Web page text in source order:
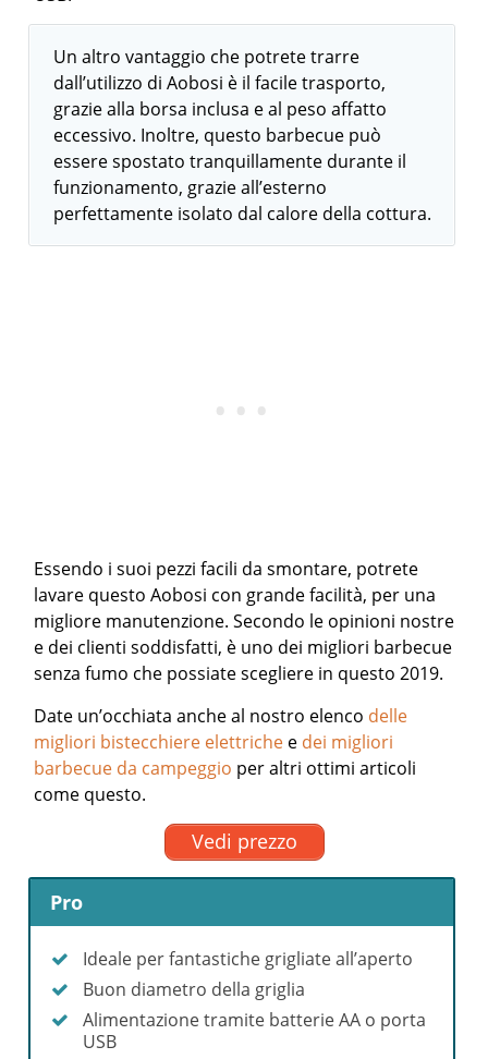
Un altro vantaggio che potrete trarre
dall’utilizzo di Aobosi è il facile trasporto,
grazie alla borsa inclusa e al peso affatto
eccessivo. Inoltre, questo barbecue può
essere spostato tranquillamente durante il
funzionamento, grazie all’esterno
perfettamente isolato dal calore della cottura.
Essendo i suoi pezzi facili da smontare, potrete
lavare questo Aobosi con grande facilità, per una
migliore manutenzione. Secondo le opinioni nostre
e dei clienti soddisfatti, è uno dei migliori barbecue
senza fumo che possiate scegliere in questo 2019.
Date un’occhiata anche al nostro elenco delle
migliori bistecchiere elettriche e dei migliori
barbecue da campeggio per altri ottimi articoli
come questo.
Vedi prezzo
Pro
Ideale per fantastiche grigliate all’aperto
Buon diametro della griglia
Alimentazione tramite batterie AA o porta
USB